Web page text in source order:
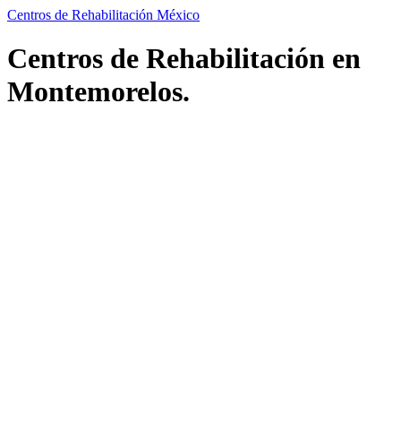
Centros de Rehabilitación México
Centros de Rehabilitación en
Montemorelos.